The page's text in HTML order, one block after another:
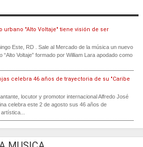
urbano "Alto Voltaje" tiene visión de ser
Este, RD . Sale al Mercado de la música un nuevo
“Alto Voltaje” formado por William Lara apodado como
celebra 46 años de trayectoria de su "Caribe
locutor y promotor internacional Alfredo José
celebra este 2 de agosto sus 46 años de